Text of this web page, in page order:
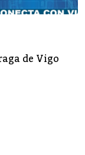
de Vigo